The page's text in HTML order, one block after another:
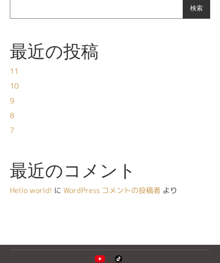
検索
最近の投稿
11
10
9
8
7
最近のコメント
Hello world! に WordPress コメントの投稿者 より